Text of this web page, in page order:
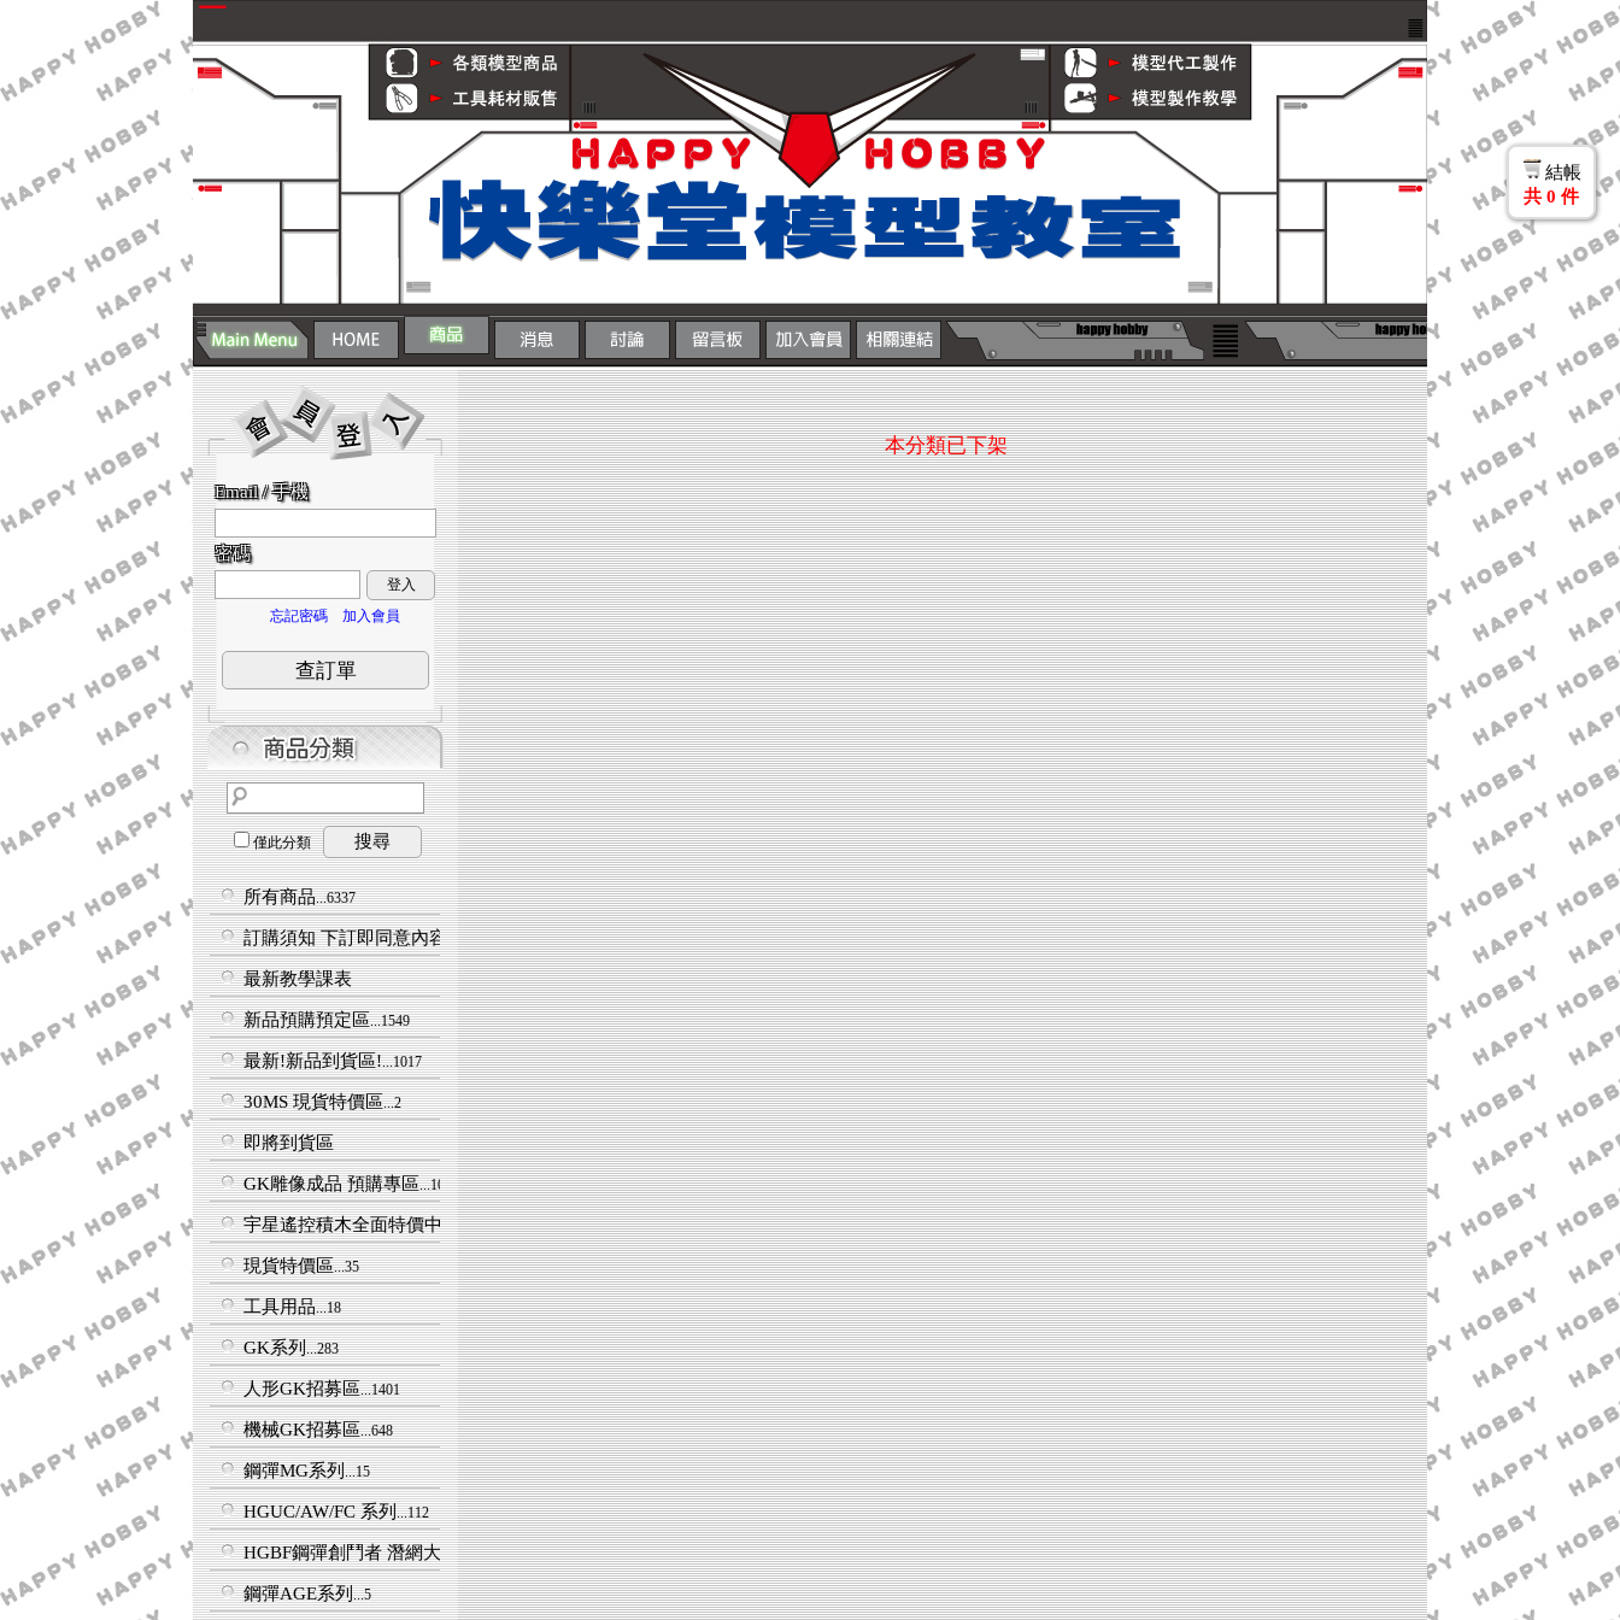
結帳
共 0 件
Email / 手機
密碼
登入
忘記密碼
加入會員
查訂單
僅此分類 搜尋
所有商品...6337
訂購須知 下訂即同意內容...3
最新教學課表
新品預購預定區...1549
最新!新品到貨區!...1017
30MS 現貨特價區...2
即將到貨區
GK雕像成品 預購專區...102
宇星遙控積木全面特價中!...17
現貨特價區...35
工具用品...18
GK系列...283
人形GK招募區...1401
機械GK招募區...648
鋼彈MG系列...15
HGUC/AW/FC 系列...112
HGBF鋼彈創鬥者 潛網大戰...56
鋼彈AGE系列...5
本分類已下架